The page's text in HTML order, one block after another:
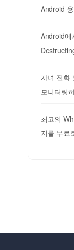
Android
Android에
자녀 전화
모니터링
최고의
지를 무료